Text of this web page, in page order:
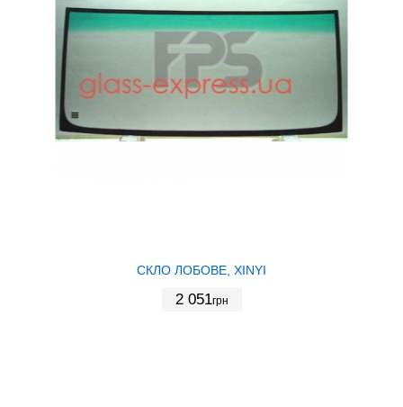
СКЛО ЛОБОВЕ, XINYI
2 051грн